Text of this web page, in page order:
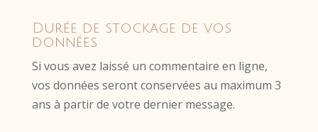
Durée de stockage de vos
données
Si vous avez laissé un commentaire en ligne,
vos données seront conservées au maximum 3
ans à partir de votre dernier message.